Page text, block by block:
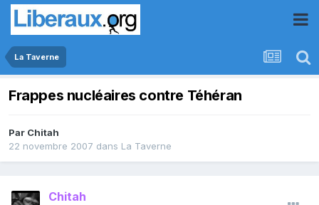
La Taverne
Frappes nucléaires contre Téhéran
Par Chitah
22 novembre 2007 dans La Taverne
Chitah